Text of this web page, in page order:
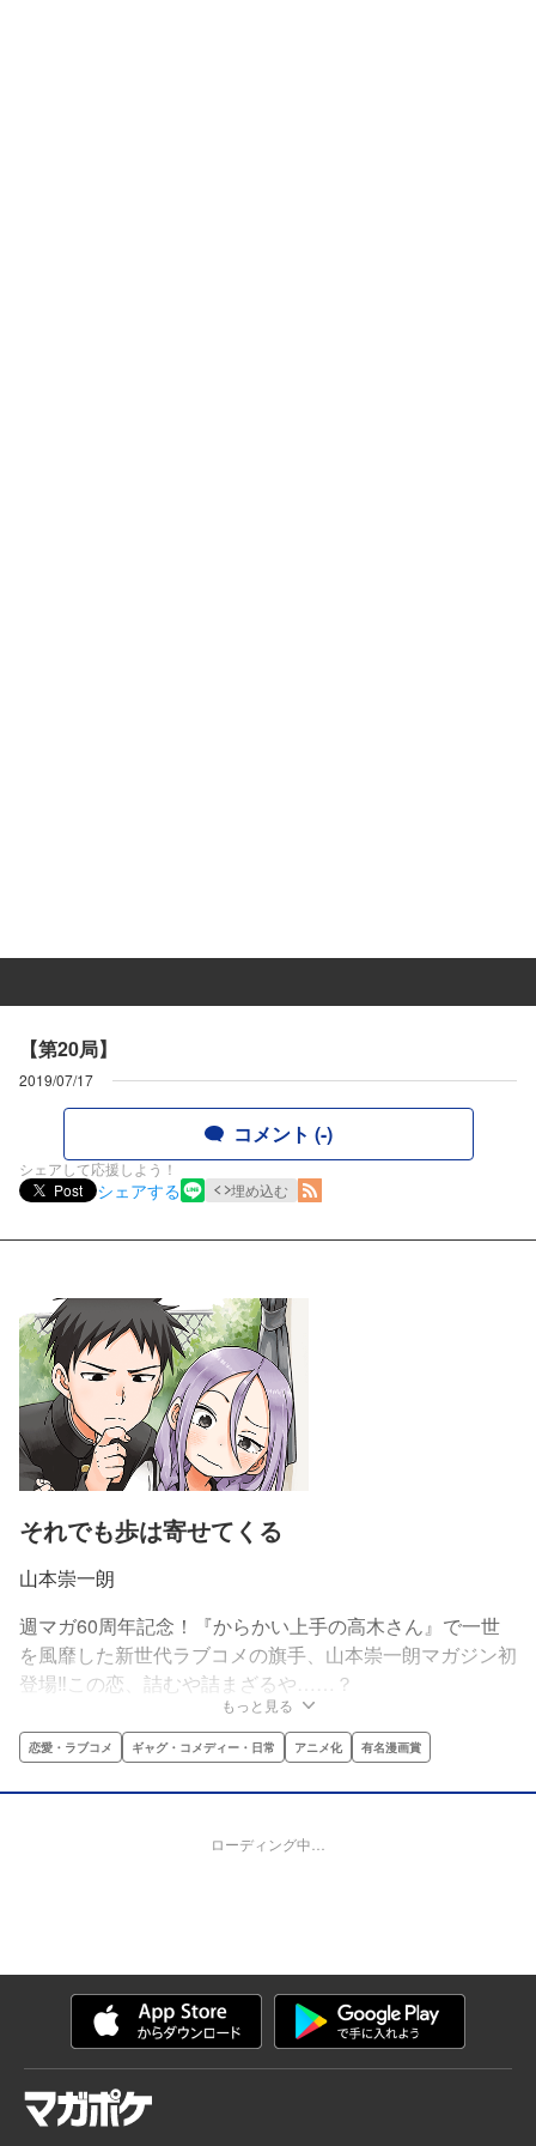
【第20局】
2019/07/17
コメント (-)
シェアして応援しよう！
Post
シェアする 埋め込む
それでも歩は寄せてくる
山本崇一朗
週マガ60周年記念！『からかい上手の高木さん』で一世
を風靡した新世代ラブコメの旗手、山本崇一朗マガジン初
登場‼この恋、詰むや詰まざるや……？
もっと見る
恋愛・ラブコメ ギャグ・コメディー・日常 アニメ化 有名漫画賞
ローディング中…